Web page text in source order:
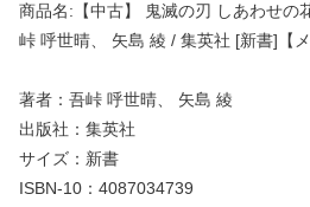
商品名:【中古】 鬼滅の刃 しあわせの
峠 呼世晴、 矢島 綾 / 集英社 [新書]【
著者：吾峠 呼世晴、 矢島 綾
出版社：集英社
サイズ：新書
ISBN-10：4087034739